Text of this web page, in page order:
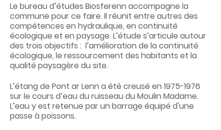
Le bureau d’études Biosferenn accompagne la
commune pour ce faire. Il réunit entre autres des
compétences en hydraulique, en continuité
écologique et en paysage. L’étude s’articule autour
des trois objectifs : l’amélioration de la continuité
écologique, le ressourcement des habitants et la
qualité paysagère du site.
L’étang de Pont arLenn a été creusé en 1975-1976
sur le cours d’eau du ruisseau du Moulin Madame.
L’eau y est retenue par un barrage équipé d'une
passe à poissons.